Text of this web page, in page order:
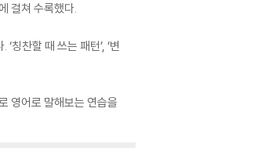
걸쳐 수록했다.
찬할 때 쓰는 패턴’, ‘변
영어로 말해보는 연습을